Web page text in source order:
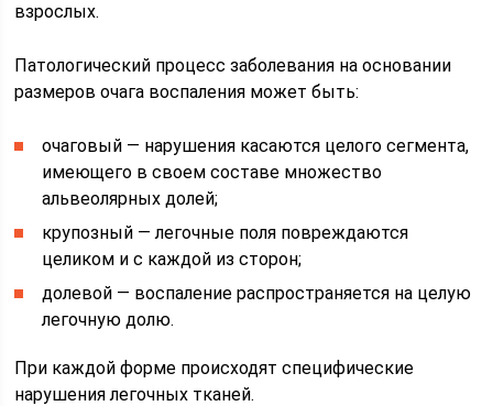
взрослых.
Патологический процесс заболевания на основании
размеров очага воспаления может быть:
очаговый — нарушения касаются целого сегмента,
имеющего в своем составе множество
альвеолярных долей;
крупозный — легочные поля повреждаются
целиком и с каждой из сторон;
долевой — воспаление распространяется на целую
легочную долю.
При каждой форме происходят специфические
нарушения легочных тканей.